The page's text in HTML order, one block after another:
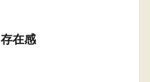
存在感